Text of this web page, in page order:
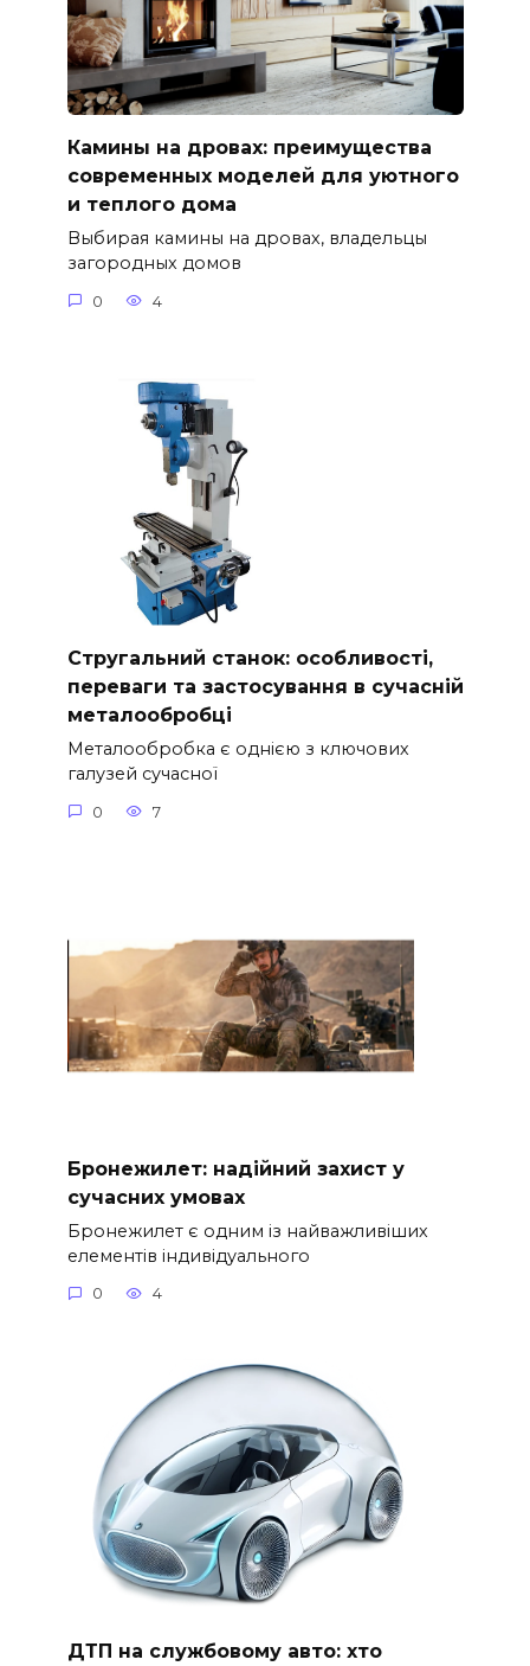
Камины на дровах: преимущества
современных моделей для уютного
и теплого дома
Выбирая камины на дровах, владельцы
загородных домов
0 4
Стругальний станок: особливості,
переваги та застосування в сучасній
металообробці
Металообробка є однією з ключових
галузей сучасної
0 7
Бронежилет: надійний захист у
сучасних умовах
Бронежилет є одним із найважливіших
елементів індивідуального
0 4
ДТП на службовому авто: хто